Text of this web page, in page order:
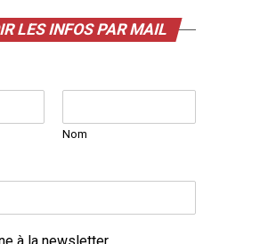
LES INFOS PAR MAIL
Nom